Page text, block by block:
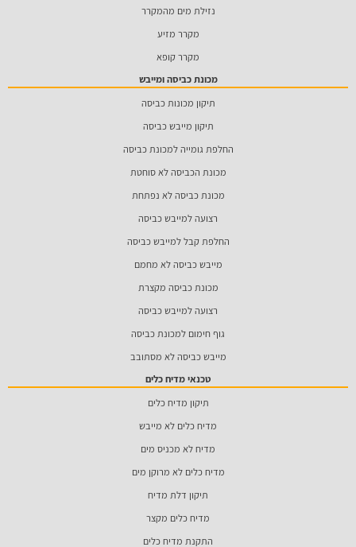
נזילת מים מהמקרר
מקרר מזיע
מקרר קופא
מכונת כביסה ומייבש
תיקון מכונות כביסה
תיקון מייבש כביסה
החלפת גומייה למכונת כביסה
מכונת הכביסה לא סוחטת
מכונת כביסה לא נפתחת
רצועה למייבש כביסה
החלפת קבל למייבש כביסה
מייבש כביסה לא מחמם
מכונת כביסה מקצרת
רצועה למייבש כביסה
גוף חימום למכונת כביסה
מייבש כביסה לא מסתובב
טכנאי מדיח כלים
תיקון מדיח כלים
מדיח כלים לא מייבש
מדיח לא מכניס מים
מדיח כלים לא מרוקן מים
תיקון דלת מדיח
מדיח כלים מקצר
התקנת מדיח כלים